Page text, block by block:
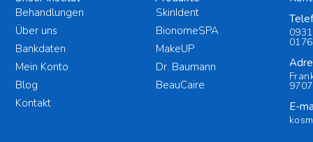
Behandlungen
Über uns
Bankdaten
Mein Konto
Blog
Kontakt
SkinIdent
BionomeSPA
MakeUP
Dr. Baumann
BeauCaire
E-